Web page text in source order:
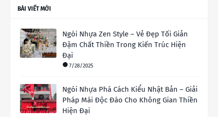
BÀI VIẾT MỚI
Ngói Nhựa Zen Style – Vẻ Đẹp Tối Giản
Đậm Chất Thiền Trong Kiến Trúc Hiện
Đại
7/28/2025
Ngói Nhựa Phá Cách Kiểu Nhật Bản – Giải
Pháp Mái Độc Đáo Cho Không Gian Thiền
Hiện Đại